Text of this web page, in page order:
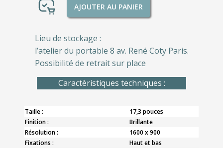
AJOUTER AU PANIER
Lieu de stockage :
l’atelier du portable 8 av. René Coty Paris.
Possibilité de retrait sur place
Caractèristiques techniques :
Taille :
17,3 pouces
Finition :
Brillante
Résolution :
1600 x 900
Fixations :
Haut et bas